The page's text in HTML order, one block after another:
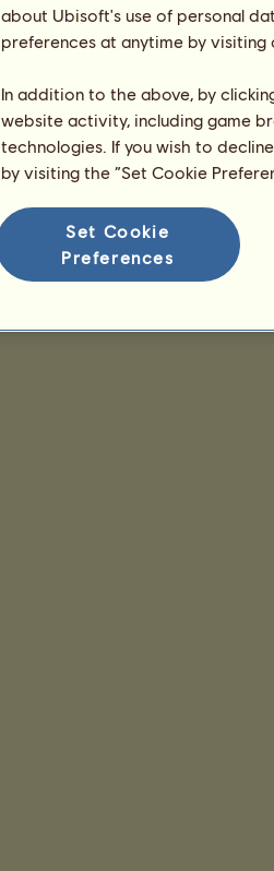
about Ubisoft's use of personal
preferences at anytime by
In addition to the above, by
website activity, including game
technologies. If you wish to
by visiting the “Set Cookie
Set Cookie
Preferences